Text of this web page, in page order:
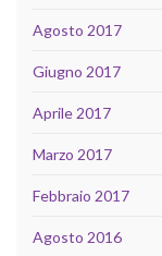
Agosto 2017
Giugno 2017
Aprile 2017
Marzo 2017
Febbraio 2017
Agosto 2016